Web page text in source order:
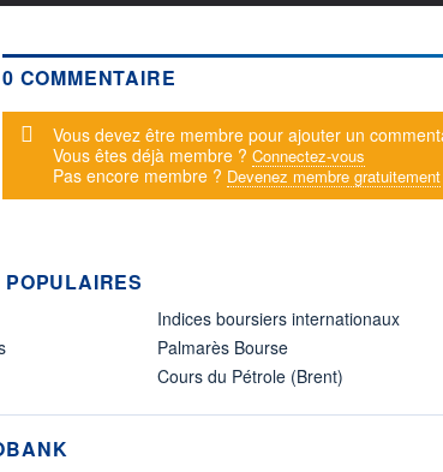
0 COMMENTAIRE
Message d'alerte
Vous devez être membre pour ajouter un
Vous êtes déjà membre ? Connectez-vous
Pas encore membre ? Devenez membre gratuitement
Indices boursiers internationaux
Palmarès Bourse
Cours du Pétrole (Brent)